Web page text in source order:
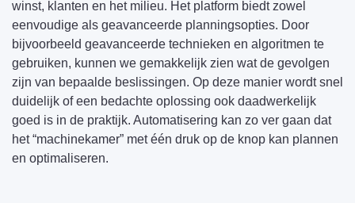
winst, klanten en het milieu. Het platform biedt zowel
eenvoudige als geavanceerde planningsopties. Door
bijvoorbeeld geavanceerde technieken en algoritmen te
gebruiken, kunnen we gemakkelijk zien wat de gevolgen
zijn van bepaalde beslissingen. Op deze manier wordt snel
duidelijk of een bedachte oplossing ook daadwerkelijk
goed is in de praktijk. Automatisering kan zo ver gaan dat
het “machinekamer” met één druk op de knop kan plannen
en optimaliseren.